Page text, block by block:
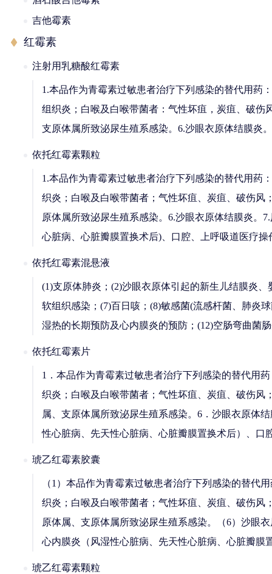
吉他霉素
红霉素
注射用乳糖酸红霉素
1.本品作为青霉素过敏患者治疗下列感染的替代用药
组织炎；白喉及白喉带菌者：气性坏疽，炭疽、破伤
支原体属所致泌尿生殖系感染。6.沙眼衣原体结膜炎
依托红霉素颗粒
1.本品作为青霉素过敏患者治疗下列感染的替代用药
织炎；白喉及白喉带菌者；气性坏疽、炭疽、破伤风
原体属所致泌尿生殖系感染。6.沙眼衣原体结膜炎。
心脏病、心脏瓣膜置换术后)、口腔、上呼吸道医疗
依托红霉素混悬液
(1)支原体肺炎；(2)沙眼衣原体引起的新生儿结膜炎
软组织感染；(7)百日咳；(8)敏感菌(流感杆菌、肺炎
湿热的长期预防及心内膜炎的预防；(12)空肠弯曲菌
依托红霉素片
1．本品作为青霉素过敏患者治疗下列感染的替代用
织炎；白喉及白喉带菌者；气性坏疽、炭疽、破伤风
属、支原体属所致泌尿生殖系感染。6．沙眼衣原体
性心脏病、先天性心脏病、心脏瓣膜置换术后）、
琥乙红霉素胶囊
（1）本品作为青霉素过敏患者治疗下列感染的替代
织炎；白喉及白喉带菌者；气性坏疽、炭疽、破伤风
原体属、支原体属所致泌尿生殖系感染。（6）沙眼
心内膜炎（风湿性心脏病、先天性心脏病、心脏瓣
琥乙红霉素颗粒